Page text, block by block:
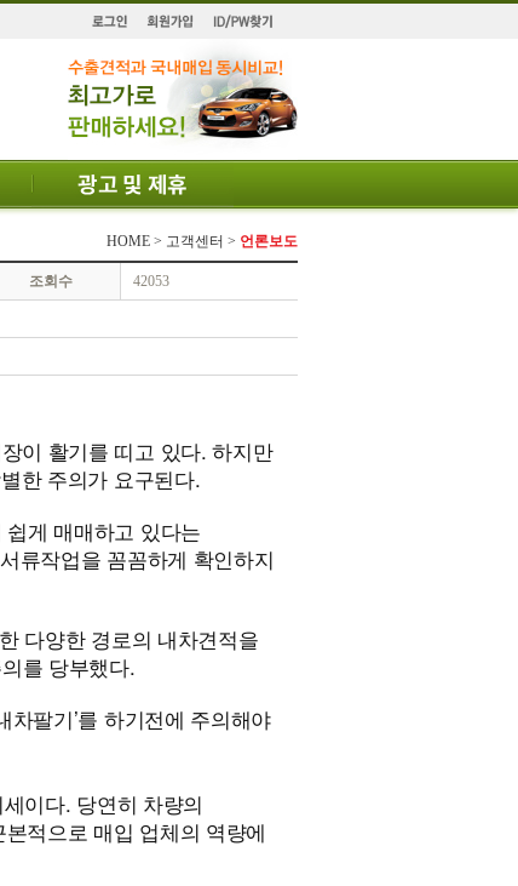
HOME > 고객센터 > 언론보도
조회수 42053
이 활기를 띠고 있다. 하지만
한 주의가 요구된다.
게 매매하고 있다는
류작업을 꼼꼼하게 확인하지
다양한 경로의 내차견적을
를 당부했다.
팔기’를 하기전에 주의해야
이다. 당연히 차량의
적으로 매입 업체의 역량에